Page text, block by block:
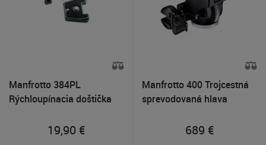
Manfrotto 384PL
Rýchloupínacia doštička
19,90 €
Manfrotto 400 Trojcestná
sprevodovaná hlava
689 €